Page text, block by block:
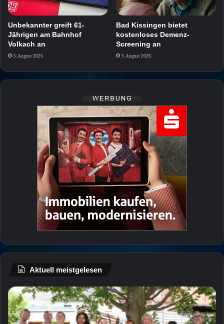
Unbekannter greift 61-
Jährigen am Bahnhof
Volkach an
5. August 2026
Bad Kissingen bietet
kostenloses Demenz-
Screening an
5. August 2026
Aktuell meistgelesen